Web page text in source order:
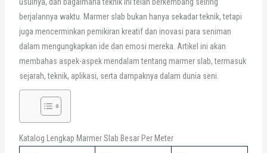
berjalannya waktu. Marmer slab bukan hanya sekadar teknik, tetapi
juga mencerminkan pemikiran kreatif dan inovasi para seniman
dalam mengungkapkan ide dan emosi mereka. Artikel ini akan
membahas aspek-aspek mendalam tentang marmer slab, termasuk
sejarah, teknik, aplikasi, serta dampaknya dalam dunia seni.
Katalog Lengkap Marmer Slab Besar Per Meter